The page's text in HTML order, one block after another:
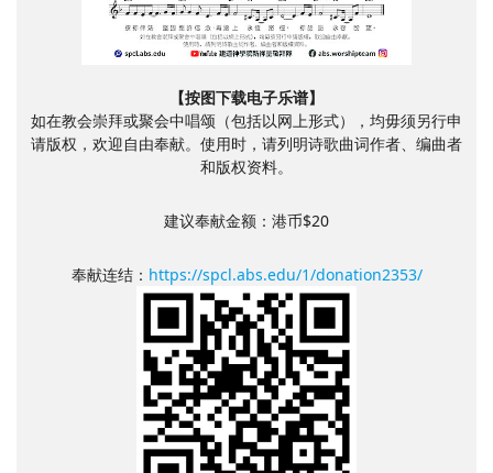
【按图下载电子乐谱】
如在教会崇拜或聚会中唱颂（包括以网上形式），均毋须另行申
请版权，欢迎自由奉献。使用时，请列明诗歌曲词作者、编曲者
和版权资料。
建议奉献金额：港币$20
奉献连结： https://spcl.abs.edu/1/donation2353/